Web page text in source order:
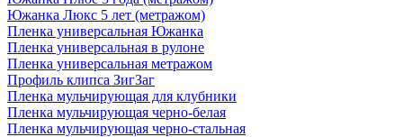
Южанка Люкс 5 лет (метражом)
Пленка универсальная Южанка
Пленка универсальная в рулоне
Пленка универсальная метражом
Профиль клипса ЗигЗаг
Пленка мульчирующая для клубники
Пленка мульчирующая черно-белая
Пленка мульчирующая черно-стальная